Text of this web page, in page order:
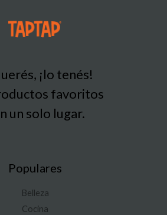
¡lo tenés!
favoritos
un solo lugar.
Populares
Belleza
Cocina